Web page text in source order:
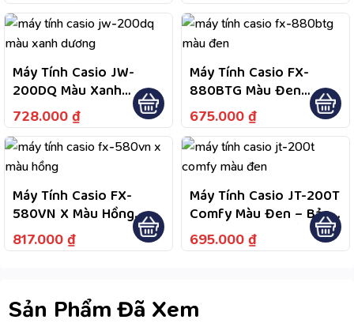
Định Sản Phẩm Năng Lượng Mặt Trời
Và Pin, Tiện Dùng Lâu
Máy Tính Casio JW-
200DQ Màu Xanh
Dương – Màn Hình LCD
Lớn Dễ Quan Sát, Phím
Bấm Êm, Thiết Kế Mỏng
Nhẹ Để Bàn Cầm Tay
728.000 ₫
Máy Tính Casio FX-
880BTG Màu Đen
Fullbox Bảo Hành 7
Năm
675.000 ₫
Máy Tính Casio FX-
580VN X Màu Hồng
Fullbox Chính Hãng Bảo
Hành 7 Năm
817.000 ₫
Máy Tính Casio JT-200T
Comfy Màu Đen – Bảo
Hành 7 Năm; 1 Đổi 1
Năm Đầu Nếu Lỗi Do
695.000 ₫
Sản Phẩm Đã Xem